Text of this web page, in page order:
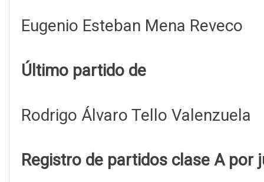
Eugenio Esteban Mena Reveco
Último partido de
Rodrigo Álvaro Tello Valenzuela
Registro de partidos clase A por